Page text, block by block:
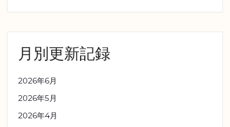
月別更新記録
2026年6月
2026年5月
2026年4月